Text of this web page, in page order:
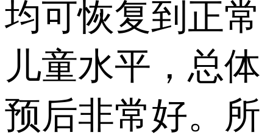
均可恢复到正常
儿童水平，总体
预后非常好。所